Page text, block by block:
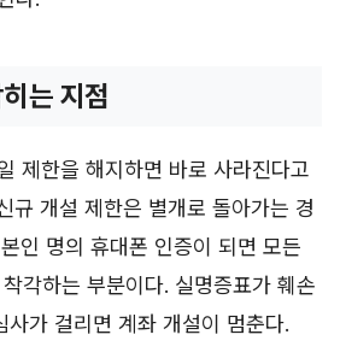
는 지점
제한을 해지하면 바로 사라진다고
규 개설 제한은 별개로 돌아가는 경
인 명의 휴대폰 인증이 되면 모든
각하는 부분이다. 실명증표가 훼손
사가 걸리면 계좌 개설이 멈춘다.